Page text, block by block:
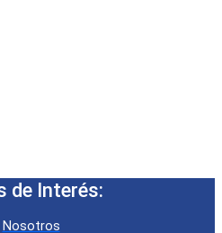
de Interés:
Nosotros